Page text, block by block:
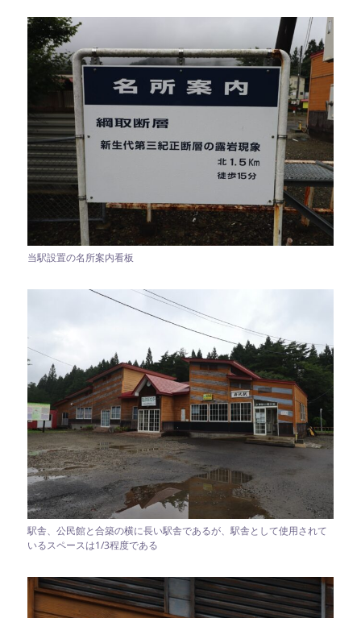
当駅設置の名所案内看板
駅舎、公民館と合築の横に長い駅舎であるが、駅舎として使用されて
いるスペースは1/3程度である